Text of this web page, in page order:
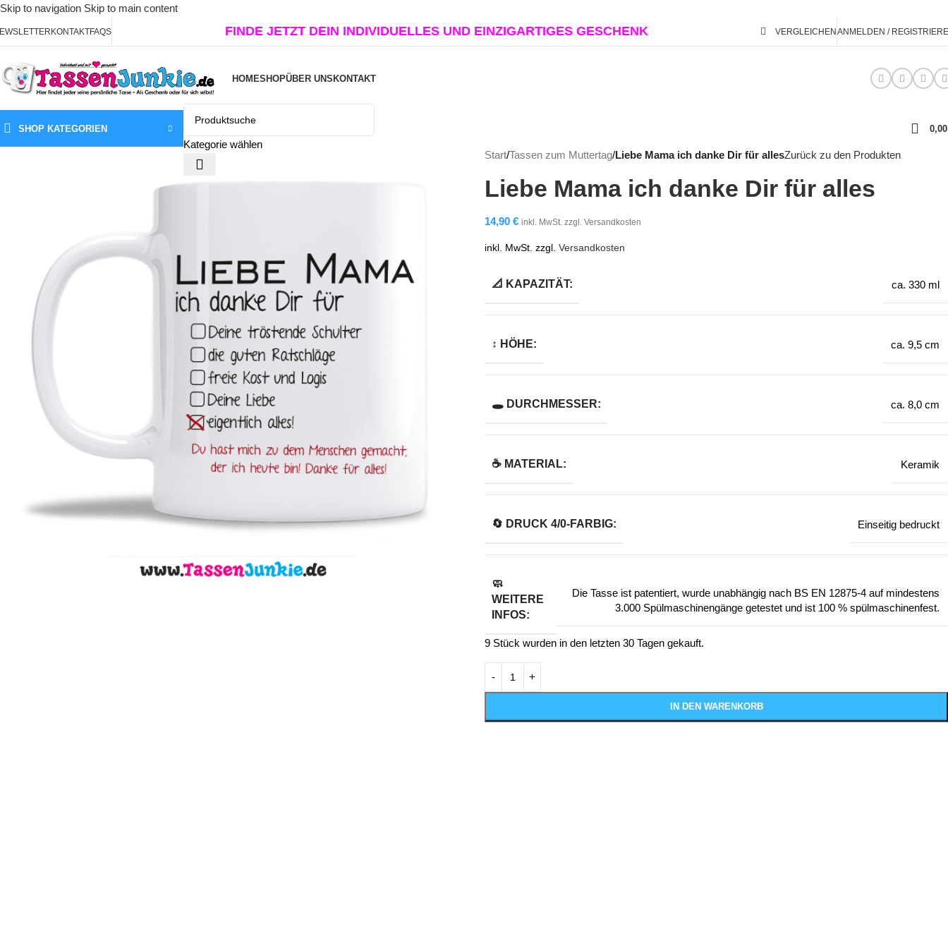
Skip to navigation Skip to main content
KONTAKTFAQS FINDE JETZT DEIN INDIVIDUELLES UND EINZIGARTIGES GESCHENK VERGLEICHENANMELDEN /
HOMESHOPÜBER UNSKONTAKT
SHOP KATEGORIEN
Kategorie wählen
Start/Tassen zum Muttertag/Liebe Mama ich danke Dir für allesZurück zu den Produkten
Liebe Mama ich danke Dir für alles
14,90 € inkl. MwSt. zzgl. Versandkosten
inkl. MwSt. zzgl. Versandkosten
📐 KAPAZITÄT: ca. 330 ml
↕️ HÖHE: ca. 9,5 cm
🕳️ DURCHMESSER: ca. 8,0 cm
☕ MATERIAL: Keramik
🔄️ DRUCK 4/0-FARBIG: Einseitig bedruckt
🧼
WEITERE
INFOS:
Die Tasse ist patentiert, wurde unabhängig nach BS EN 12875-4 auf mindestens
3.000 Spülmaschinengänge getestet und ist 100 % spülmaschinenfest.
9 Stück wurden in den letzten 30 Tagen gekauft.
IN DEN WARENKORB